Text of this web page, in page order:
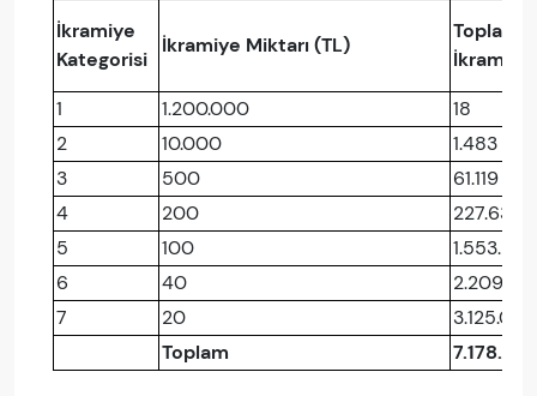
İkramiye
Kategorisi
İkramiye Miktarı (TL)
Toplam
1
1.200.000
18
2
10.000
1.483
3
500
61.119
4
200
227.631
5
100
1.553.853
6
40
7
20
3.125.010
Toplam